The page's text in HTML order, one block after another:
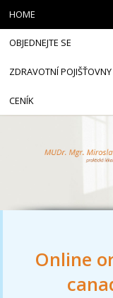
Online
HOME
OBJEDNEJTE SE
ZDRAVOTNÍ POJIŠŤOVNY
CENÍK